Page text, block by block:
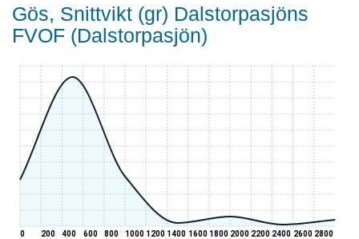
Gös, Snittvikt (gr) Dalstorpasjöns
FVOF (Dalstorpasjön)
0 200 400 600 800 1000 1200 1400 1600 1800 2000 2200 2400 2600 2800